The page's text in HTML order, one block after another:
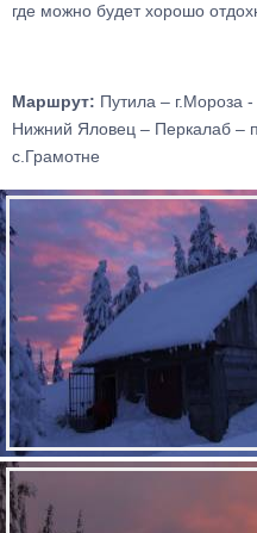
где можно будет хорошо
Маршрут: Путила – г.Мороза
Нижний Яловец – Перкалаб –
с.Грамотне